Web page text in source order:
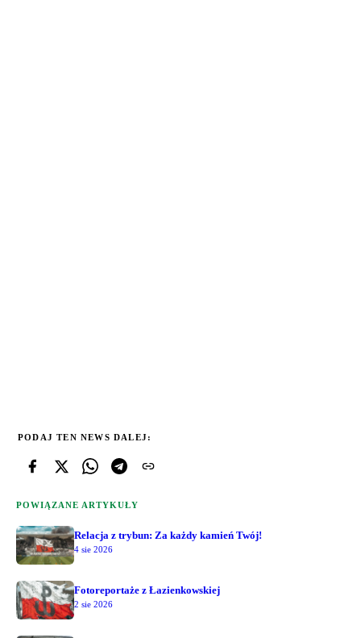
PODAJ TEN NEWS DALEJ:
POWIĄZANE ARTYKUŁY
Relacja z trybun: Za każdy kamień Twój!
4 sie 2026
Fotoreportaże z Łazienkowskiej
2 sie 2026